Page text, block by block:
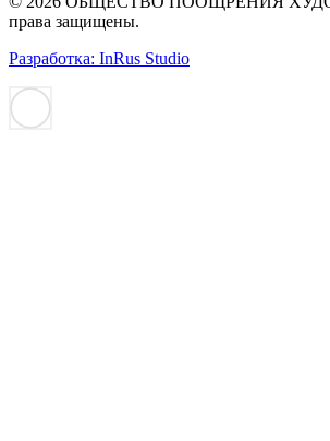
права защищены.
Разработка: InRus Studio